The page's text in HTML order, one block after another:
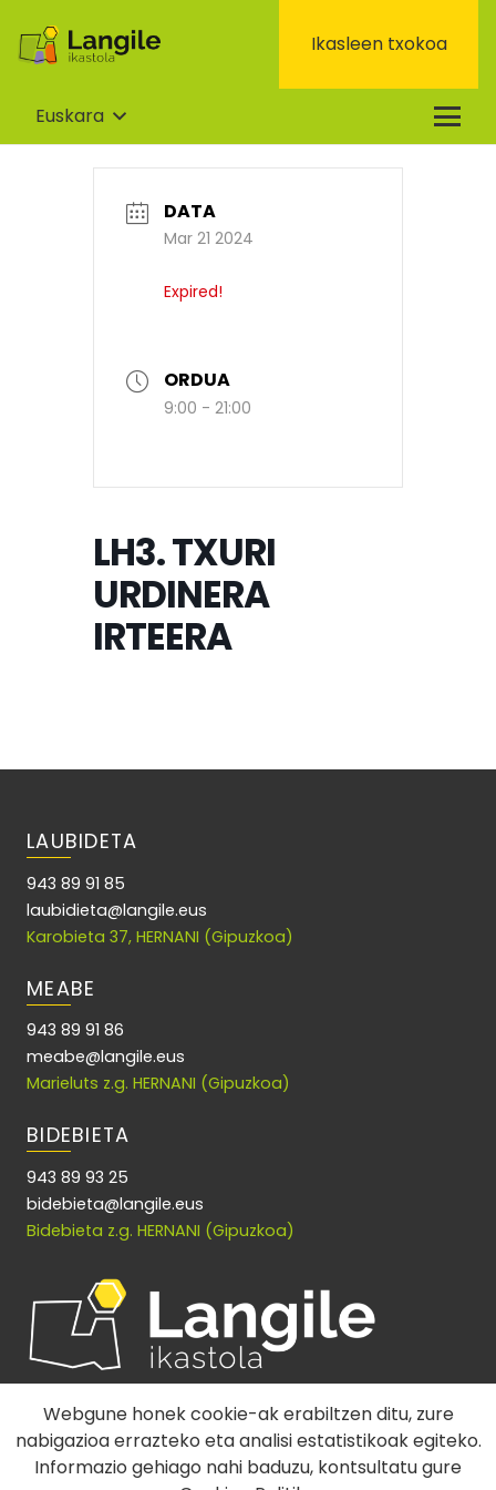
Ikasleen txokoa
Euskara
DATA
Mar 21 2024
Expired!
ORDUA
9:00 - 21:00
LH3. TXURI
URDINERA
IRTEERA
LAUBIDETA
943 89 91 85
laubidieta@langile.eus
Karobieta 37, HERNANI (Gipuzkoa)
MEABE
943 89 91 86
meabe@langile.eus
Marieluts z.g. HERNANI (Gipuzkoa)
BIDEBIETA
943 89 93 25
bidebieta@langile.eus
Bidebieta z.g. HERNANI (Gipuzkoa)
Webgune honek cookie-ak erabiltzen ditu, zure
nabigazioa errazteko eta analisi estatistikoak egiteko.
Informazio gehiago nahi baduzu, kontsultatu gure